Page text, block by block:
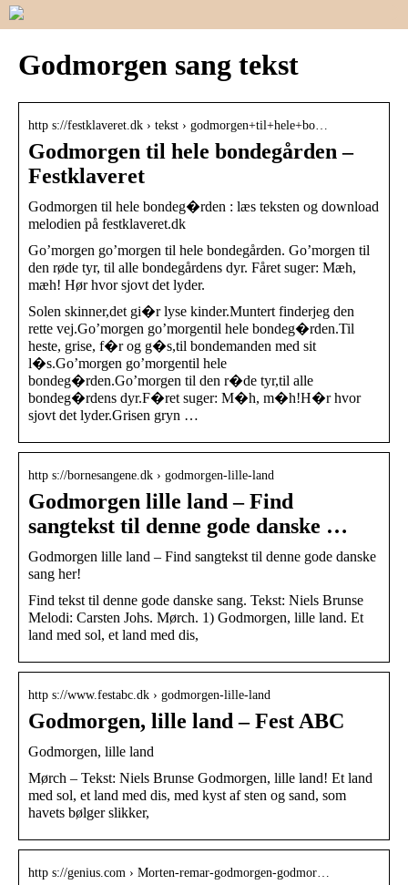
Godmorgen sang tekst
http s://festklaveret.dk › tekst › godmorgen+til+hele+bo…
Godmorgen til hele bondegården –
Festklaveret
Godmorgen til hele bondeg�rden : læs teksten og download
melodien på festklaveret.dk
Go’morgen go’morgen til hele bondegården. Go’morgen til
den røde tyr, til alle bondegårdens dyr. Fåret suger: Mæh,
mæh! Hør hvor sjovt det lyder.
Solen skinner,det gi�r lyse kinder.Muntert finderjeg den
rette vej.Go’morgen go’morgentil hele bondeg�rden.Til
heste, grise, f�r og g�s,til bondemanden med sit
l�s.Go’morgen go’morgentil hele
bondeg�rden.Go’morgen til den r�de tyr,til alle
bondeg�rdens dyr.F�ret suger: M�h, m�h!H�r hvor
sjovt det lyder.Grisen gryn …
http s://bornesangene.dk › godmorgen-lille-land
Godmorgen lille land – Find
sangtekst til denne gode danske …
Godmorgen lille land – Find sangtekst til denne gode danske
sang her!
Find tekst til denne gode danske sang. Tekst: Niels Brunse
Melodi: Carsten Johs. Mørch. 1) Godmorgen, lille land. Et
land med sol, et land med dis,
http s://www.festabc.dk › godmorgen-lille-land
Godmorgen, lille land – Fest ABC
Godmorgen, lille land
Mørch – Tekst: Niels Brunse Godmorgen, lille land! Et land
med sol, et land med dis, med kyst af sten og sand, som
havets bølger slikker,
http s://genius.com › Morten-remar-godmorgen-godmor…